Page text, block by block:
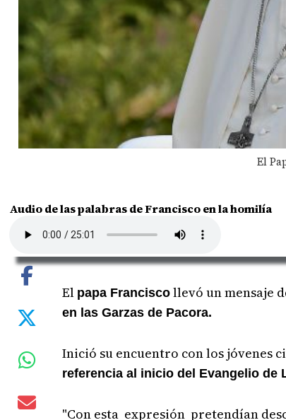
El
Audio de las palabras de Francisco en la homilía
El papa Francisco llevó un mensaje
en las Garzas de Pacora.
Inició su encuentro con los jóvenes
referencia al inicio del Evangelio de
"Con esta expresión pretendían